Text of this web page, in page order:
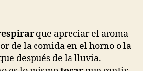
que apreciar el aroma
de la comida en el horno o la
después de la lluvia.